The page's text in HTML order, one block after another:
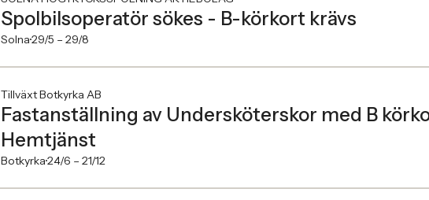
Spolbilsoperatör sökes - B-körkort krävs
Solna29/5 – 29/8
Tillväxt Botkyrka AB
Fastanställning av Undersköterskor med B
Hemtjänst
Botkyrka24/6 – 21/12